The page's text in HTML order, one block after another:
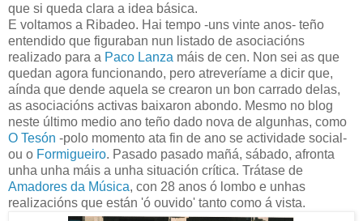
que si queda clara a idea básica.
E voltamos a Ribadeo. Hai tempo -uns vinte anos- teño
entendido que figuraban nun listado de asociacións
realizado para a Paco Lanza máis de cen. Non sei as que
quedan agora funcionando, pero atreveríame a dicir que,
aínda que dende aquela se crearon un bon carrado delas,
as asociacións activas baixaron abondo. Mesmo no blog
neste último medio ano teño dado nova de algunhas, como
O Tesón -polo momento ata fin de ano se actividade social-
ou o Formigueiro. Pasado pasado mañá, sábado, afronta
unha unha máis a unha situación crítica. Trátase de
Amadores da Música, con 28 anos ó lombo e unhas
realizacións que están 'ó ouvido' tanto como á vista.